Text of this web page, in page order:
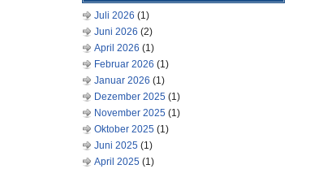
Juli 2026 (1)
Juni 2026 (2)
April 2026 (1)
Februar 2026 (1)
Januar 2026 (1)
Dezember 2025 (1)
November 2025 (1)
Oktober 2025 (1)
Juni 2025 (1)
April 2025 (1)